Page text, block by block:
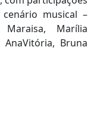
musical –
Marília
Bruna